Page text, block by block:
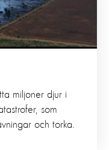
miljoner djur i
som
och torka.